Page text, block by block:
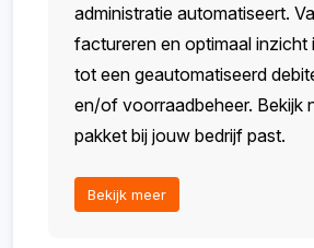
administratie automatiseert.
factureren en optimaal inzicht
tot een geautomatiseerd
en/of voorraadbeheer. Bekijk
pakket bij jouw bedrijf past.
Bekijk meer